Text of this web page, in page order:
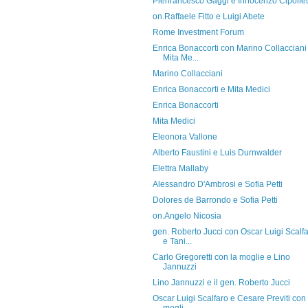
on.Raffaele Fitto e Luigi Abete
Rome Investment Forum
Enrica Bonaccorti con Marino Collacciani
Mita Me...
Marino Collacciani
Enrica Bonaccorti e Mita Medici
Enrica Bonaccorti
Mita Medici
Eleonora Vallone
Alberto Faustini e Luis Durnwalder
Elettra Mallaby
Alessandro D'Ambrosi e Sofia Petti
Dolores de Barrondo e Sofia Petti
on.Angelo Nicosia
gen. Roberto Jucci con Oscar Luigi
e Tani...
Carlo Gregoretti con la moglie e Lino
Jannuzzi
Lino Jannuzzi e il gen. Roberto Jucci
Oscar Luigi Scalfaro e Cesare Previti con